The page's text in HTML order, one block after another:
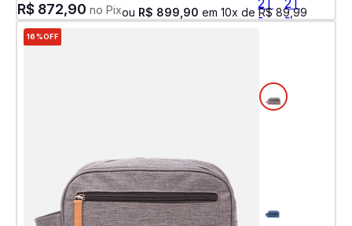
R$ 872,90 no Pixou R$ 899 90 em 10x deR$ 89,99
16%OFF